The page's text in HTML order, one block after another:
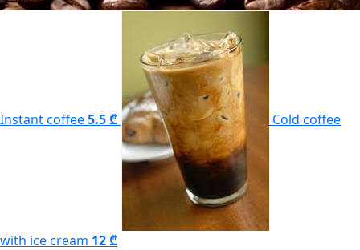
Instant coffee5.5 ₾ Cold coffee
with ice cream 12 ₾